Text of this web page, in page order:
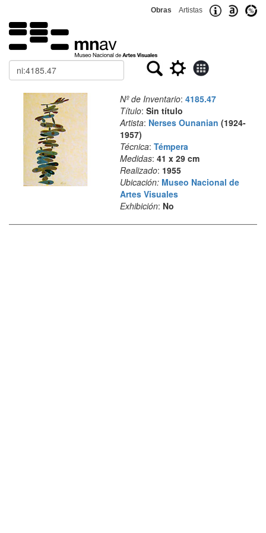
Obras Artistas
Buscar
Nº de Inventario: 4185.47
Título: Sin título
Artista: Nerses Ounanian (1924-
1957)
Técnica: Témpera
Medidas: 41 x 29 cm
Realizado: 1955
Ubicación: Museo Nacional de
Artes Visuales
Exhibición: No